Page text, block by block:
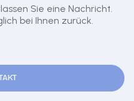
Sie eine Nachricht.
bei Ihnen zurück.